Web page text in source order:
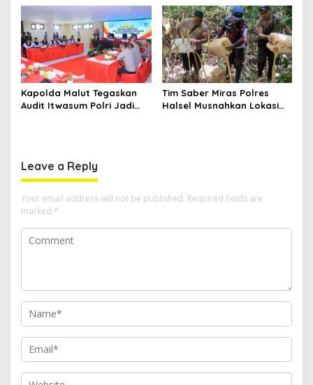
Ketenagakerjaan
Profesional dan
Transparan
Kapolda Malut Tegaskan
Audit Itwasum Polri Jadi
Tim Saber Miras Polres
Halsel Musnahkan Lokasi
Leave a Reply
Your email address will not be published. Required fields are
marked *